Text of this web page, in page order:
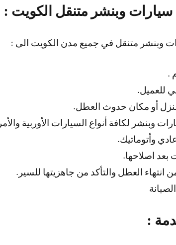
وبنشر متنقل الكويت :
وبنشر متنقل في جميع مدن الكويت الى :
للعميل.
أو مكان حدوث العطل.
وبنشر لكافة أنواع السيارات الأوربية
وأتوماتيك.
بعد اصلاحها.
انتهاء العطل والتأكد من جاهزيتها للسير.
: